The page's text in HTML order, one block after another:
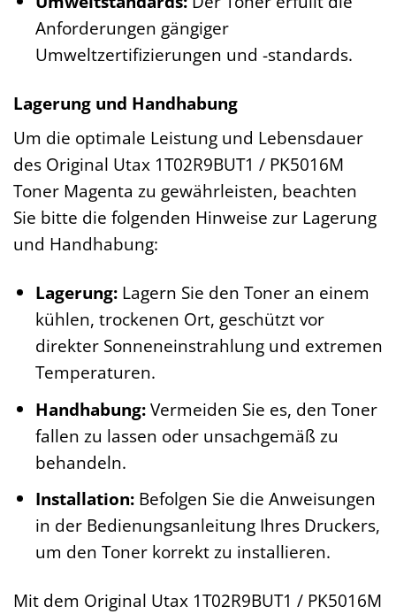
Anforderungen gängiger
Umweltzertifizierungen und -standards.
Lagerung und Handhabung
Um die optimale Leistung und Lebensdauer
des Original Utax 1T02R9BUT1 / PK5016M
Toner Magenta zu gewährleisten, beachten
Sie bitte die folgenden Hinweise zur Lagerung
und Handhabung:
Lagerung:Lagern Sie den Toner an einem
kühlen, trockenen Ort, geschützt vor
direkter Sonneneinstrahlung und extremen
Temperaturen.
Handhabung:Vermeiden Sie es, den Toner
fallen zu lassen oder unsachgemäß zu
behandeln.
Installation:Befolgen Sie die Anweisungen
in der Bedienungsanleitung Ihres Druckers,
um den Toner korrekt zu installieren.
Mit dem Original Utax 1T02R9BUT1 / PK5016M